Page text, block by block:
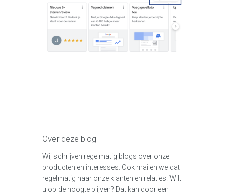
Over deze blog
Wij schrijven regelmatig blogs over onze
producten en interesses. Ook mailen we dat
regelmatig naar onze klanten en relaties. Wilt
u op de hoogte blijven? Dat kan door een